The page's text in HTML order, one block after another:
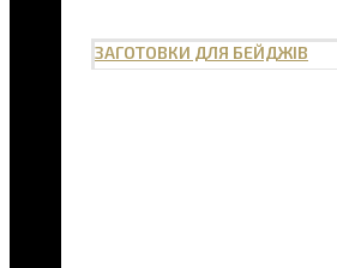
ЗАГОТОВКИ ДЛЯ БЕЙДЖІВ